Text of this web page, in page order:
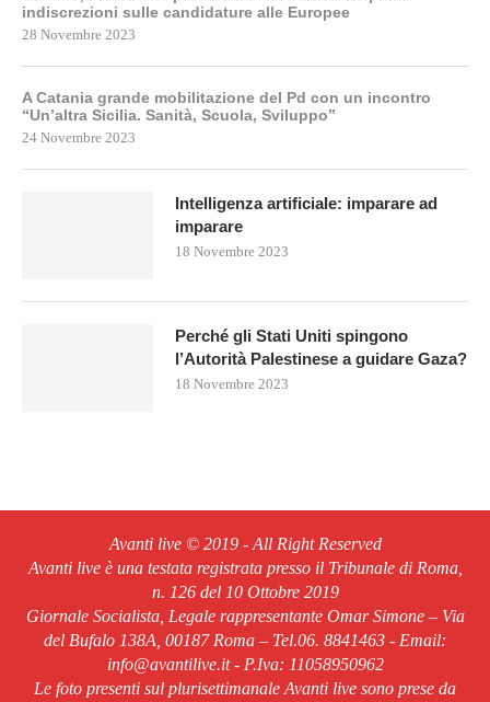
indiscrezioni sulle candidature alle Europee
28 Novembre 2023
A Catania grande mobilitazione del Pd con un incontro
“Un’altra Sicilia. Sanità, Scuola, Sviluppo”
24 Novembre 2023
Intelligenza artificiale: imparare ad
imparare
18 Novembre 2023
Perché gli Stati Uniti spingono
l’Autorità Palestinese a guidare Gaza?
18 Novembre 2023
Avanti live © 2019 - All Right Reserved
Avanti live è una testata registrata presso il Tribunale di Roma,
n. 126 del 10 Ottobre 2019
Giornale Socialista, Legale rappresentante Omar Simone – Via
del Bufalo 138A, 00187 Roma – Tel.06. 8841463 - Email:
info@avantilive.it - P.Iva: 11058950962
Le foto presenti sul plurisettimanale Avanti live sono prese da